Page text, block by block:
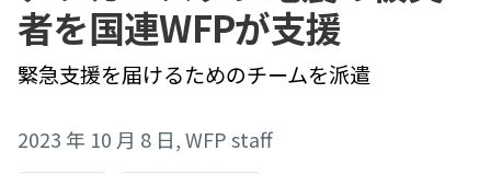
者を国連WFPが支援
緊急支援を届けるためのチームを派遣
2023 年 10 月 8 日, WFP staff